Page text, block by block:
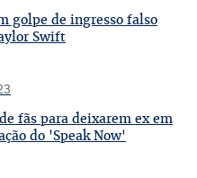
golpe de ingresso falso
Swift
fãs para deixarem ex em
do 'Speak Now'